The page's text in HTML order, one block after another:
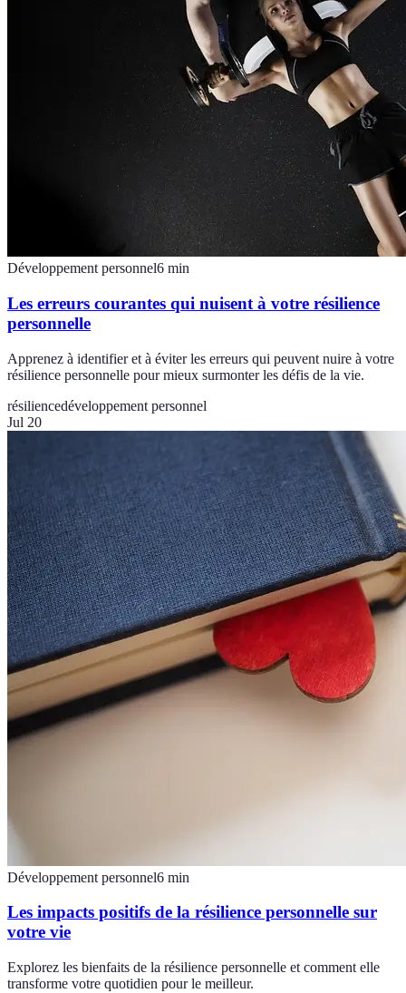
Développement personnel6 min
Les erreurs courantes qui nuisent à votre résilience
personnelle
Apprenez à identifier et à éviter les erreurs qui peuvent nuire à votre
résilience personnelle pour mieux surmonter les défis de la vie.
résiliencedéveloppement personnel
Jul 20
Développement personnel6 min
Les impacts positifs de la résilience personnelle sur
votre vie
Explorez les bienfaits de la résilience personnelle et comment elle
transforme votre quotidien pour le meilleur.